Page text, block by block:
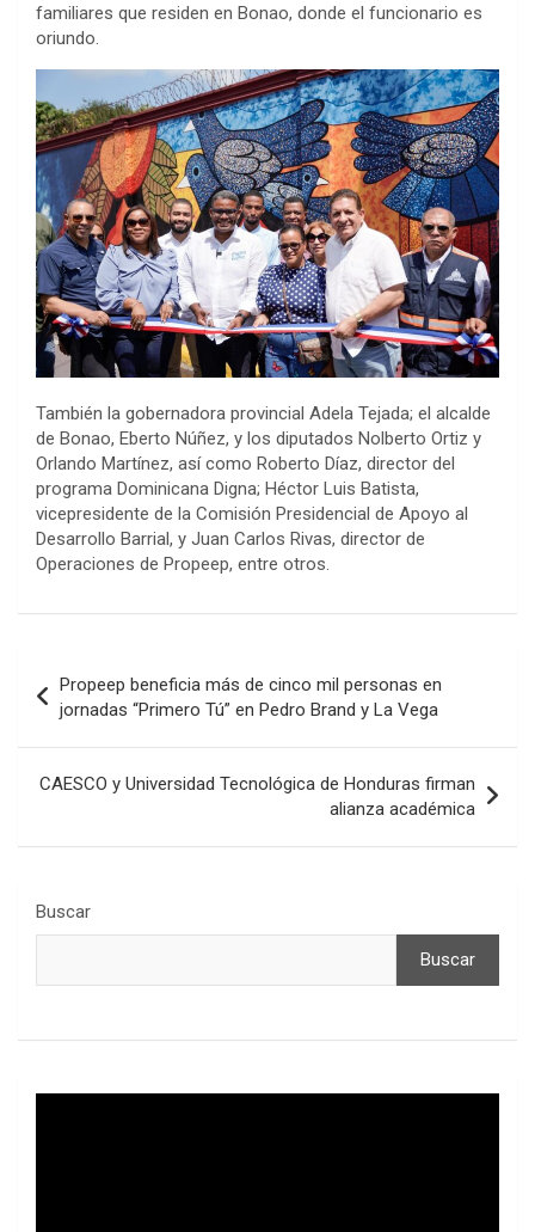
familiares que residen en Bonao, donde el funcionario es
oriundo.
También la gobernadora provincial Adela Tejada; el alcalde
de Bonao, Eberto Núñez, y los diputados Nolberto Ortiz y
Orlando Martínez, así como Roberto Díaz, director del
programa Dominicana Digna; Héctor Luis Batista,
vicepresidente de la Comisión Presidencial de Apoyo al
Desarrollo Barrial, y Juan Carlos Rivas, director de
Operaciones de Propeep, entre otros.
de
entradas
Propeep beneficia más de cinco mil personas en
jornadas “Primero Tú” en Pedro Brand y La Vega
CAESCO y Universidad Tecnológica de Honduras firman
alianza académica
Buscar
Buscar